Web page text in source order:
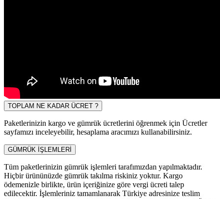
TOPLAM NE KADAR ÜCRET ?
Paketlerinizin kargo ve gümrük ücretlerini öğrenmek için Ücretler
sayfamızı inceleyebilir, hesaplama aracımızı kullanabilirsiniz.
GÜMRÜK İŞLEMLERİ
Tüm paketlerinizin gümrük işlemleri tarafımızdan yapılmaktadır.
Hiçbir ürününüzde gümrük takılma riskiniz yoktur. Kargo
ödemenizle birlikte, ürün içeriğinize göre vergi ücreti talep
edilecektir. İşlemleriniz tamamlanarak Türkiye adresinize teslim